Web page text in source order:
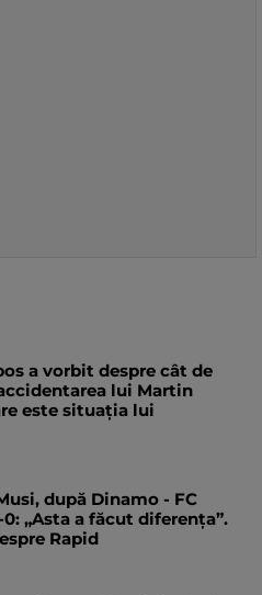
a vorbit despre cât de
lui Martin
este situația lui
după Dinamo - FC
„Asta a făcut diferența”.
Rapid